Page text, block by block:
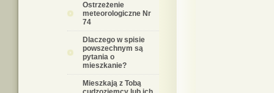
Ostrzeżenie
meteorologiczne Nr
74
Dlaczego w spisie
powszechnym są
pytania o
mieszkanie?
Mieszkają z Tobą